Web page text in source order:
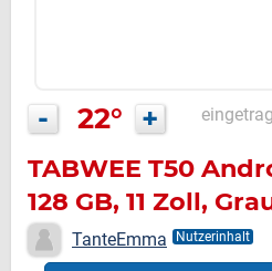
- 22° +
TABWEE T50
128 GB, 11 Zoll,
TanteEmma Nutzerinhalt